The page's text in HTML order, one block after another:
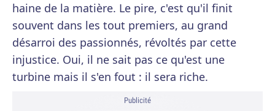
haine de la matière. Le pire, c'est qu'il finit
souvent dans les tout premiers, au grand
désarroi des passionnés, révoltés par cette
injustice. Oui, il ne sait pas ce qu'est une
turbine mais il s'en fout : il sera riche.
Publicité